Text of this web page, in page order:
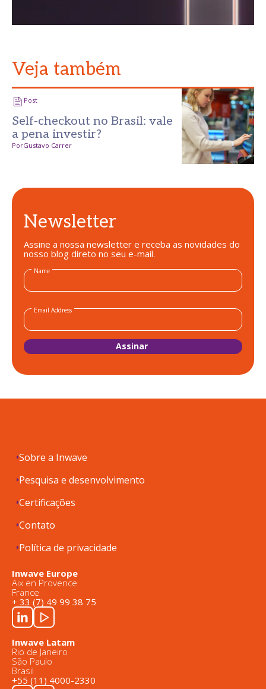
Veja também
Post
Self-checkout no Brasil: vale
a pena investir?
PorGustavo Carrer
Newsletter
Assine a nossa newsletter e receba as novidades do
nosso blog direto no seu e-mail.
Name
Email Address
Sobre a Inwave
Pesquisa e desenvolvimento
Certificações
Contato
Política de privacidade
Inwave Europe
Aix en Provence
France
+ 33 (7) 49 99 38 75
Inwave Latam
Rio de Janeiro
São Paulo
Brasil
+55 (11) 4000-2330